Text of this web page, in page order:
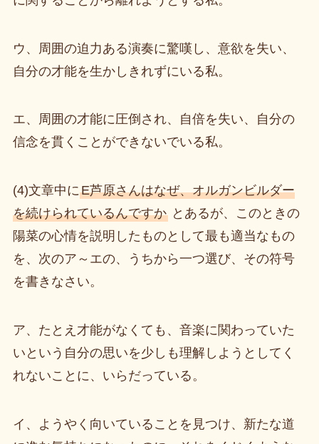
ウ、周囲の迫力ある演奏に驚嘆し、意欲を失い、
自分の才能を生かしきれずにいる私。
エ、周囲の才能に圧倒され、自倍を失い、自分の
信念を貫くことができないでいる私。
(4)文章中にE芦原さんはなぜ、オルガンビルダー
を続けられているんですかとあるが、このときの
陽菜の心情を説明したものとして最も適当なもの
を、次のア～エの、うちから一つ選び、その符号
を書きなさい。
ア、たとえ才能がなくても、音楽に関わっていた
いという自分の思いを少しも理解しようとしてく
れないことに、いらだっている。
イ、ようやく向いていることを見つけ、新たな道